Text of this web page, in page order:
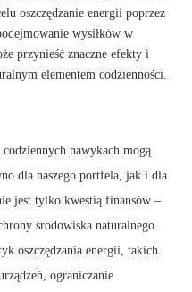
oszczędzanie energii poprzez
wysiłków w
przynieść znaczne efekty i
elementem codzienności.
nawykach mogą
dla naszego portfela, jak i dla
jest tylko kwestią finansów –
środowiska naturalnego.
oszczędzania energii, takich
ograniczanie